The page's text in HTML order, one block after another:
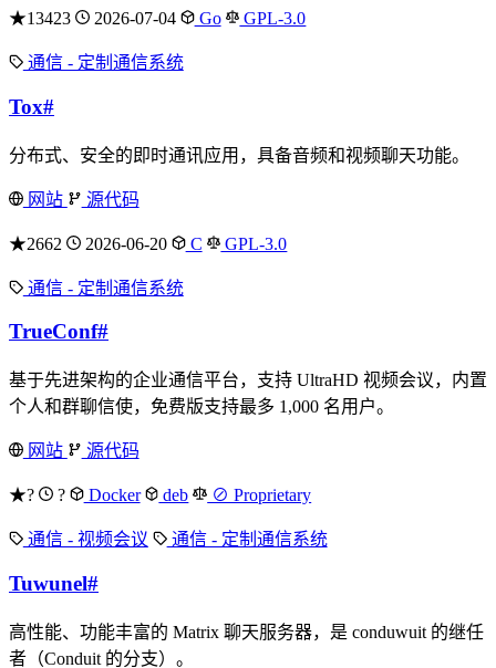
★13423 2026-07-04 Go GPL-3.0
通信 - 定制通信系统
Tox#
分布式、安全的即时通讯应用，具备音频和视频聊天功能。
网站 源代码
★2662 2026-06-20 C GPL-3.0
通信 - 定制通信系统
TrueConf#
基于先进架构的企业通信平台，支持 UltraHD 视频会议，内置
个人和群聊信使，免费版支持最多 1,000 名用户。
网站 源代码
★? ? Docker deb ⊘ Proprietary
通信 - 视频会议 通信 - 定制通信系统
Tuwunel#
高性能、功能丰富的 Matrix 聊天服务器，是 conduwuit 的继任
者（Conduit 的分支）。